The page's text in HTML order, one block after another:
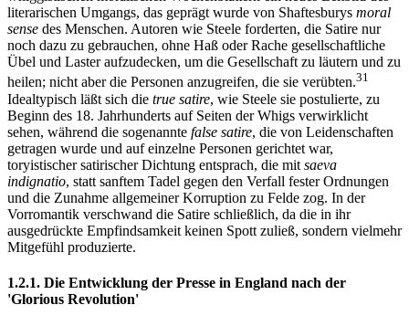
literarischen Umgangs, das geprägt wurde von Shaftesburys moral
sense des Menschen. Autoren wie Steele forderten, die Satire nur
noch dazu zu gebrauchen, ohne Haß oder Rache gesellschaftliche
Übel und Laster aufzudecken, um die Gesellschaft zu läutern und zu
heilen; nicht aber die Personen anzugreifen, die sie verübten.31
Idealtypisch läßt sich die true satire, wie Steele sie postulierte, zu
Beginn des 18. Jahrhunderts auf Seiten der Whigs verwirklicht
sehen, während die sogenannte false satire, die von Leidenschaften
getragen wurde und auf einzelne Personen gerichtet war,
toryistischer satirischer Dichtung entsprach, die mit saeva
indignatio, statt sanftem Tadel gegen den Verfall fester Ordnungen
und die Zunahme allgemeiner Korruption zu Felde zog. In der
Vorromantik verschwand die Satire schließlich, da die in ihr
ausgedrückte Empfindsamkeit keinen Spott zuließ, sondern vielmehr
Mitgefühl produzierte.
1.2.1. Die Entwicklung der Presse in England nach der
'Glorious Revolution'